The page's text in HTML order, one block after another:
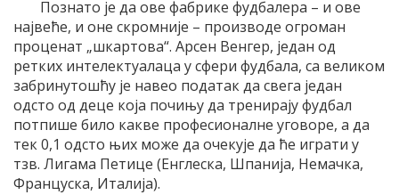
Познато је да ове фабрике фудбалера – и ове
највеће, и оне скромније – производе огроман
проценат „шкартова“. Арсен Венгер, један од
ретких интелектуалаца у сфери фудбала, са великом
забринутошћу је навео податак да свега један
одсто од деце која почињу да тренирају фудбал
потпише било какве професионалне уговоре, а да
тек 0,1 одсто њих може да очекује да ће играти у
тзв. Лигама Петице (Енглеска, Шпанија, Немачка,
Француска, Италија).